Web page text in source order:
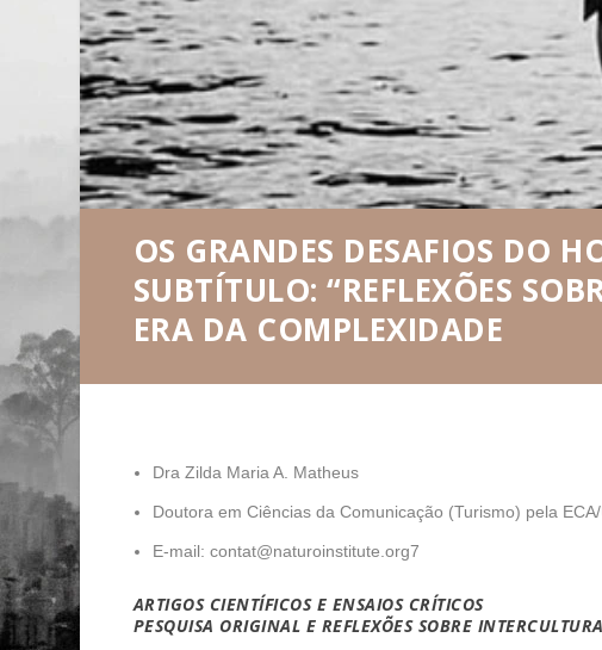
OS GRANDES DESAFIOS DO
SUBTÍTULO: “REFLEXÕES
ERA DA COMPLEXIDADE
Dra Zilda Maria A. Matheus
Doutora em Ciências da Comunicação (Turismo) pela
E-mail: contat@naturoinstitute.org7
ARTIGOS CIENTÍFICOS E ENSAIOS CRÍTICOS
PESQUISA ORIGINAL E REFLEXÕES SOBRE